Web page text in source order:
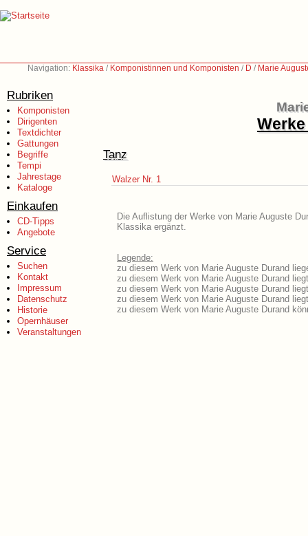
Navigation: Klassika / Komponistinnen und Komponisten / D / Marie
Rubriken
Komponisten
Dirigenten
Textdichter
Gattungen
Begriffe
Tempi
Jahrestage
Kataloge
Einkaufen
CD-Tipps
Angebote
Service
Suchen
Kontakt
Impressum
Datenschutz
Historie
Opernhäuser
Veranstaltungen
Tanz
Walzer Nr. 1
Die Auflistung der Werke von Marie Auguste
Klassika ergänzt.
Legende:
zu diesem Werk von Marie Auguste Durand
zu diesem Werk von Marie Auguste Durand
zu diesem Werk von Marie Auguste Durand
zu diesem Werk von Marie Auguste Durand
zu diesem Werk von Marie Auguste Durand